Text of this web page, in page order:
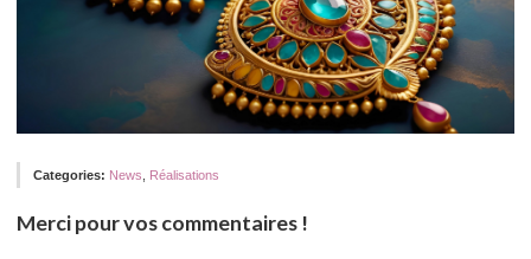
Categories: News Réalisations
Merci pour vos commentaires !